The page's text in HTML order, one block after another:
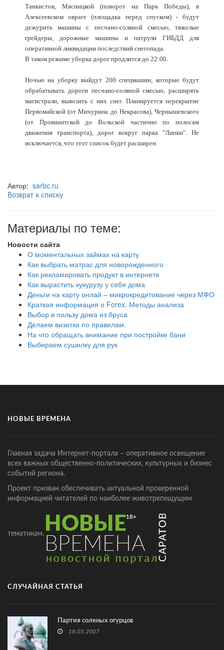
Танкистов, Мясницкой (поворот на Парк Победы), в
Алексеевском овраге (площадка перед спуском) - будут
дежурить машины с песчано-соляной смесью, тяжелые
грейдеры, дорожные машины и патрули ГИБДД для
оперативной ликвидации последствий снегопада.
В таком режиме уборка дорог продлится до 22:00.
Ночью на уборку выйдут 200 спецмашин, которые будут
обрабатывать дороги песчано-соляной смесью, расширять
магистрали, вывозить с них снег. Планируется перекрытие
Первомайской (от Мичурина до Некрасова), Чернышевского
(от Провиантской до Вольской частично по полосам
движения транспорта), дорог вокруг парка "Липки". Не
исключается, что этот список будет расширен.
Автор: sarbc.ru
Возврат к списку
Материалы по теме:
Новости сайта
О моментальных займах на карту
Как выбрать матрас для новорожденного
Как рекламировать продукт в интернете
Как вырастить кукурузу у себя дома
Деньги на карту онлай – микрокредитование через МФО
Краткая информация о Forex. Методы анализа
Выбор в пользу дома из бруса
Делаем визитки по правилам.
На что обращать внимание при постройке бани
Выбираем сушилку для рук
НОВЫЕ ВРЕМЕНА
Главная задача Интернет-портала – оперативное освещение
всех важных общественно-политических, культурных и бизнес
событий региона.
Проект призван обеспечивать актуальной проверенной
информацией читателей по наиболее животрепещущим
тематикам.
СЛУЧАЙНАЯ СТАТЬЯ
Партия соленых огурцов
18.05.2007